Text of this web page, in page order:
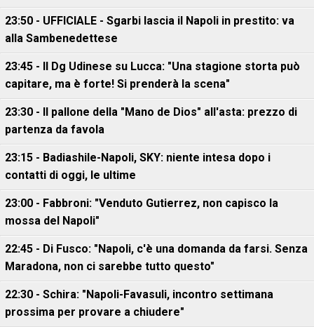
23:50 - UFFICIALE - Sgarbi lascia il Napoli in prestito: va
alla Sambenedettese
23:45 - Il Dg Udinese su Lucca: "Una stagione storta può
capitare, ma è forte! Si prenderà la scena"
23:30 - Il pallone della "Mano de Dios" all'asta: prezzo di
partenza da favola
23:15 - Badiashile-Napoli, SKY: niente intesa dopo i
contatti di oggi, le ultime
23:00 - Fabbroni: "Venduto Gutierrez, non capisco la
mossa del Napoli"
22:45 - Di Fusco: "Napoli, c'è una domanda da farsi. Senza
Maradona, non ci sarebbe tutto questo"
22:30 - Schira: "Napoli-Favasuli, incontro settimana
prossima per provare a chiudere"